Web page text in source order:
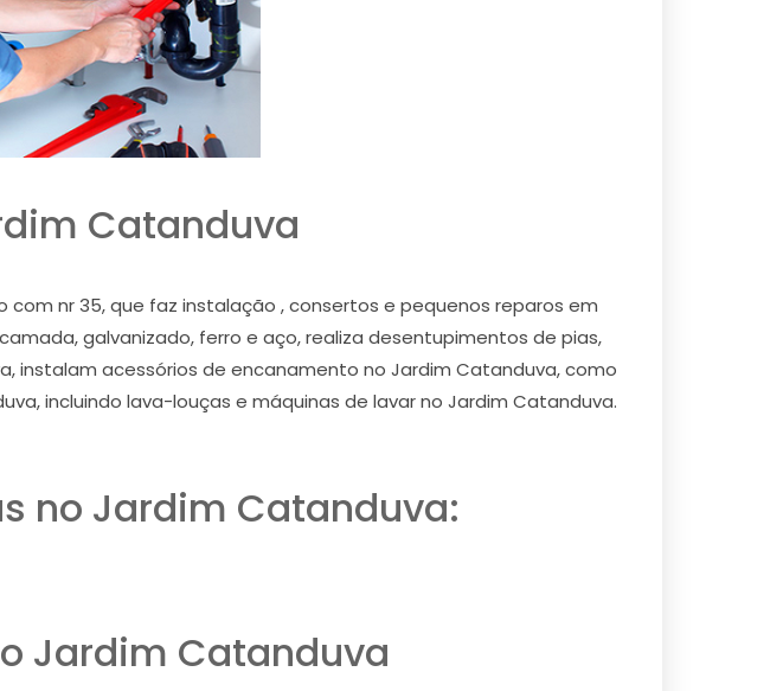
Catanduva
nr 35, que faz instalação , consertos e pequenos reparos em
galvanizado, ferro e aço, realiza desentupimentos de pias,
instalam acessórios de encanamento no Jardim Catanduva, como
incluindo lava-louças e máquinas de lavar no Jardim Catanduva.
no Jardim Catanduva:
Jardim Catanduva